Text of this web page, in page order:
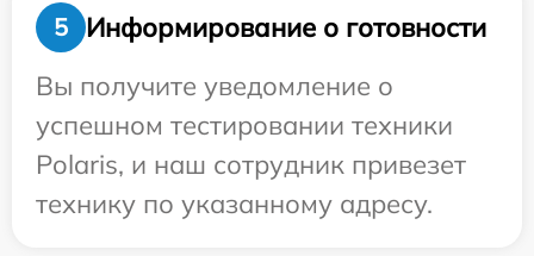
5
Информирование о готовности
Вы получите уведомление о
успешном тестировании техники
Polaris, и наш сотрудник привезет
технику по указанному адресу.